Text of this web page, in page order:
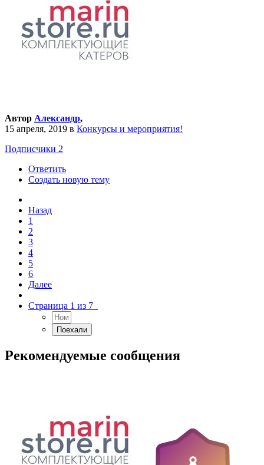
Автор Александр,
15 апреля, 2019 в Конкурсы и мероприятия!
Подписчики 2
Ответить
Создать новую тему
Назад
1
2
3
4
5
6
Далее
Страница 1 из 7
Рекомендуемые сообщения